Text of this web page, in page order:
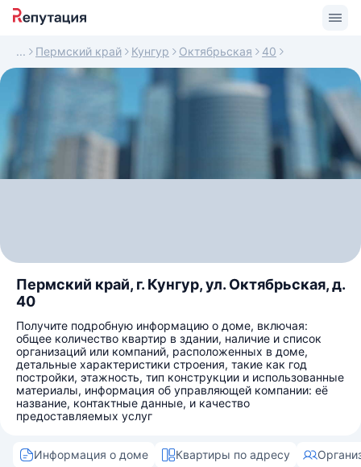
Пермский край Кунгур Октябрьская 40
Пермский край, г. Кунгур, ул. Октябрьская, д.
40
Получите подробную информацию о доме, включая:
общее количество квартир в здании, наличие и список
организаций или компаний, расположенных в доме,
детальные характеристики строения, такие как год
постройки, этажность, тип конструкции и использованные
материалы, информация об управляющей компании: её
название, контактные данные, и качество
предоставляемых услуг
Информация о доме Квартиры по адресу